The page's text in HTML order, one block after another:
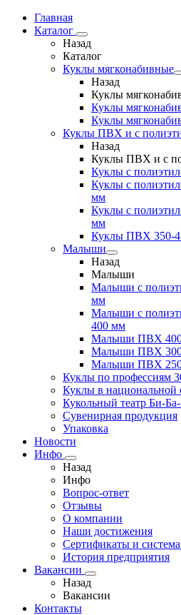
Главная
Каталог
Назад
Каталог
Куклы мягконабивные
Назад
Куклы
Куклы
Куклы
Куклы ПВХ и с
Назад
Куклы ПВХ и с
Куклы с
Куклы с
мм
Куклы с
мм
Куклы ПВХ 350-
Малыши
Назад
Малыши
Малыши с
мм
Малыши с
400 мм
Малыши ПВХ
Малыши ПВХ
Малыши ПВХ
Куклы по профессиям
Куклы в национальной
Кукольный театр Би-
Сувенирная продукция
Упаковка
Новости
Инфо
Назад
Инфо
Вопрос-ответ
Отзывы
О компании
Наши достижения
Сертификаты и система
История предприятия
Вакансии
Назад
Вакансии
Контакты